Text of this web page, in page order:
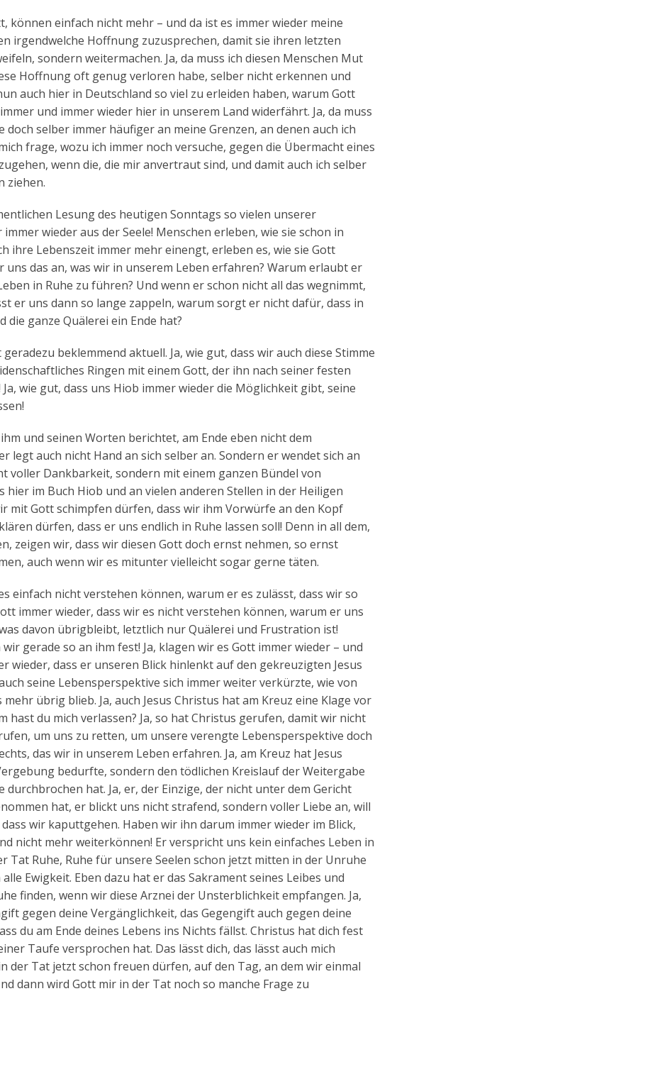
können einfach nicht mehr – und da ist es immer wieder meine
irgendwelche Hoffnung zuzusprechen, damit sie ihren letzten
sondern weitermachen. Ja, da muss ich diesen Menschen Mut
Hoffnung oft genug verloren habe, selber nicht erkennen und
auch hier in Deutschland so viel zu erleiden haben, warum Gott
und immer wieder hier in unserem Land widerfährt. Ja, da muss
selber immer häufiger an meine Grenzen, an denen auch ich
frage, wozu ich immer noch versuche, gegen die Übermacht eines
wenn die, die mir anvertraut sind, und damit auch ich selber
ziehen.
Lesung des heutigen Sonntags so vielen unserer
wieder aus der Seele! Menschen erleben, wie sie schon in
ihre Lebenszeit immer mehr einengt, erleben es, wie sie Gott
das an, was wir in unserem Leben erfahren? Warum erlaubt er
in Ruhe zu führen? Und wenn er schon nicht all das wegnimmt,
er uns dann so lange zappeln, warum sorgt er nicht dafür, dass in
die ganze Quälerei ein Ende hat?
beklemmend aktuell. Ja, wie gut, dass wir auch diese Stimme
Ringen mit einem Gott, der ihn nach seiner festen
wie gut, dass uns Hiob immer wieder die Möglichkeit gibt, seine
und seinen Worten berichtet, am Ende eben nicht dem
legt auch nicht Hand an sich selber an. Sondern er wendet sich an
voller Dankbarkeit, sondern mit einem ganzen Bündel von
hier im Buch Hiob und an vielen anderen Stellen in der Heiligen
mit Gott schimpfen dürfen, dass wir ihm Vorwürfe an den Kopf
dürfen, dass er uns endlich in Ruhe lassen soll! Denn in all dem,
zeigen wir, dass wir diesen Gott doch ernst nehmen, so ernst
auch wenn wir es mitunter vielleicht sogar gerne täten.
einfach nicht verstehen können, warum er es zulässt, dass wir so
immer wieder, dass wir es nicht verstehen können, warum er uns
davon übrigbleibt, letztlich nur Quälerei und Frustration ist!
gerade so an ihm fest! Ja, klagen wir es Gott immer wieder – und
wieder, dass er unseren Blick hinlenkt auf den gekreuzigten Jesus
seine Lebensperspektive sich immer weiter verkürzte, wie von
übrig blieb. Ja, auch Jesus Christus hat am Kreuz eine Klage vor
hast du mich verlassen? Ja, so hat Christus gerufen, damit wir nicht
um uns zu retten, um unsere verengte Lebensperspektive doch
das wir in unserem Leben erfahren. Ja, am Kreuz hat Jesus
bedurfte, sondern den tödlichen Kreislauf der Weitergabe
hat. Ja, er, der Einzige, der nicht unter dem Gericht
hat, er blickt uns nicht strafend, sondern voller Liebe an, will
wir kaputtgehen. Haben wir ihn darum immer wieder im Blick,
nicht mehr weiterkönnen! Er verspricht uns kein einfaches Leben in
Tat Ruhe, Ruhe für unsere Seelen schon jetzt mitten in der Unruhe
Ewigkeit. Eben dazu hat er das Sakrament seines Leibes und
finden, wenn wir diese Arznei der Unsterblichkeit empfangen. Ja,
gegen deine Vergänglichkeit, das Gegengift auch gegen deine
du am Ende deines Lebens ins Nichts fällst. Christus hat dich fest
Taufe versprochen hat. Das lässt dich, das lässt auch mich
der Tat jetzt schon freuen dürfen, auf den Tag, an dem wir einmal
dann wird Gott mir in der Tat noch so manche Frage zu